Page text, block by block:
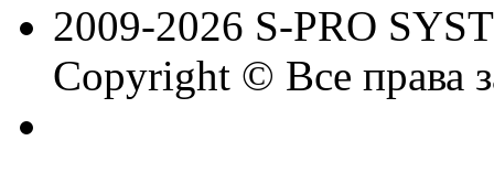
2009-2026 S-PRO
Copyright © Все права